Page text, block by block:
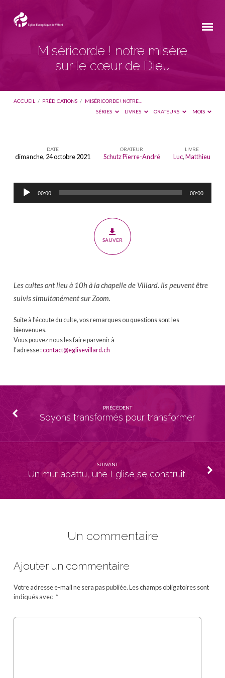
Miséricorde ! notre misère
sur le cœur de Dieu
ACCUEIL / PRÉDICATIONS / MISÉRICORDE ! NOTRE…
SÉRIES
LIVRES ORATEURS MOIS
Miséricorde
notre
misère
DATE
dimanche, 24 octobre 2021
ORATEUR
Schutz Pierre-André
LIVRE
Luc,Matthieu
Lecteur
audio
00:00 00:00
SAUVER
Les cultes ont lieu à 10h à la chapelle de Villard. Ils peuvent être
suivis simultanément surZoom.
​Suite à l’écoute du culte, vos remarques ou questions sont les
bienvenues.
Vous pouvez nous les faire parvenir à
l’adresse :contact@eglisevillard.ch
PRÉCÉDENT
Soyons transformés pour transformer
SUIVANT
Un mur abattu, une Eglise se construit.
Un commentaire
Ajouter un commentaire
Votre adresse e-mail ne sera pas publiée.Les champs obligatoires sont
indiqués avec *